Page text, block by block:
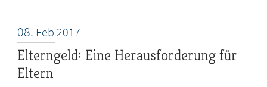
08. Feb 2017
Elterngeld: Eine Herausforderung für
Eltern